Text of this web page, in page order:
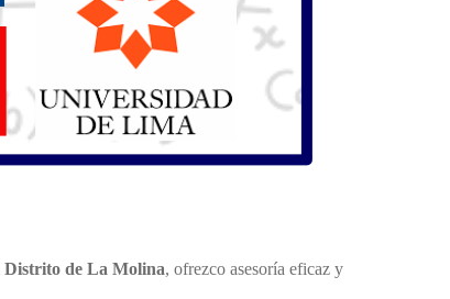
Distrito de La Molina, ofrezco asesoría eficaz y